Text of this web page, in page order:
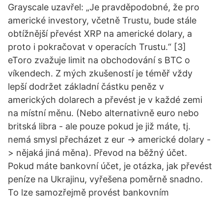
Grayscale uzavřel: „Je pravděpodobné, že pro
americké investory, včetně Trustu, bude stále
obtížnější převést XRP na americké dolary, a
proto i pokračovat v operacích Trustu.“ [3]
eToro zvažuje limit na obchodování s BTC o
víkendech. Z mých zkušeností je téměř vždy
lepší dodržet základní částku peněz v
amerických dolarech a převést je v každé zemi
na místní měnu. (Nebo alternativně euro nebo
britská libra - ale pouze pokud je již máte, tj.
nemá smysl přecházet z eur -> americké dolary -
> nějaká jiná měna). Převod na běžný účet.
Pokud máte bankovní účet, je otázka, jak převést
peníze na Ukrajinu, vyřešena poměrně snadno.
To lze samozřejmě provést bankovním